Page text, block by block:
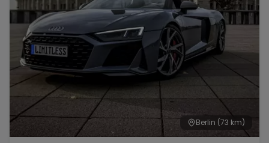
Berlin (73 km)